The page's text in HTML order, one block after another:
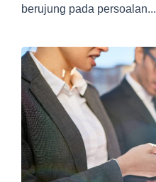
berujung pada persoalan...